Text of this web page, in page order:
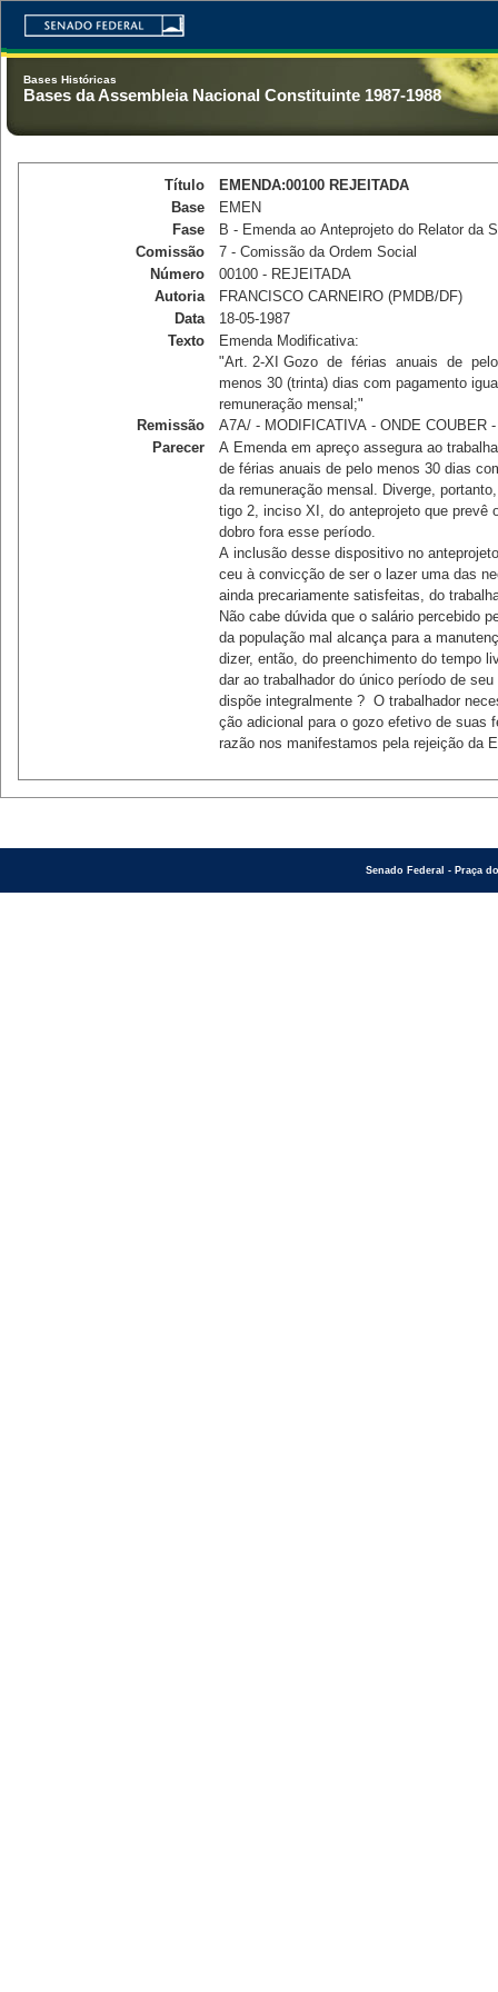
Bases Históricas
Bases da Assembleia Nacional Constituinte 1987-1988
Título
EMENDA:00100 REJEITADA
Base
EMEN
Fase
B - Emenda ao Anteprojeto do Relator da
Comissão
7 - Comissão da Ordem Social
Número
00100 - REJEITADA
Autoria
FRANCISCO CARNEIRO (PMDB/DF)
Data
18-05-1987
Texto
Emenda Modificativa:
"Art. 2-XI Gozo  de  férias  anuais  de
menos 30 (trinta) dias com pagamento
remuneração mensal;"
Remissão
A7A/ - MODIFICATIVA - ONDE COUBER -
Parecer
A Emenda em apreço assegura ao
de férias anuais de pelo menos 30 dias
da remuneração mensal. Diverge,
tigo 2, inciso XI, do anteprojeto que prevê
dobro fora esse período.
A inclusão desse dispositivo no
ceu à convicção de ser o lazer uma das
ainda precariamente satisfeitas, do
Não cabe dúvida que o salário percebido
da população mal alcança para a
dizer, então, do preenchimento do tempo
dar ao trabalhador do único período de
dispõe integralmente ?  O trabalhador
ção adicional para o gozo efetivo de suas
razão nos manifestamos pela rejeição da
Senado Federal - Praça